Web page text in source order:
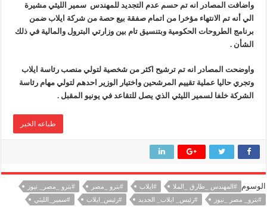
واضافت المصادر انه تم حسم عدم التجديد للمهندس سمير الليثي مشيرة
الي أنه تم الانتهاء مؤخرا من اتمام صفقة بيع حصة من شركة ايلاب ضمن
برنامج الطروحات الحكومية وبتنسيق تام بين وزارتي البترول والمالية في ذلك
الشأن .
واوضحت المصادر انه تم ترشيح اكثر من شخصية لتولي منصب رئاسة ايلاب
وتجري حاليا عملية تقييم المرشحين واختيار الوزير احدهم لتولي مهام رئاسة
الشركة خلفا لسمير الليثي الذي يصل للتقاعد في يونيو المقبل .
طباعه الخبر
الوسوم #المهندس _طارق _الملا #ايلاب #بترو _مصر
#بترو _مصر_ نيوز
#بترو_ مصر _نيوز
#رئيس_ ايلاب_ الجديد #رئيس_ايلاب #سمير_الليثي